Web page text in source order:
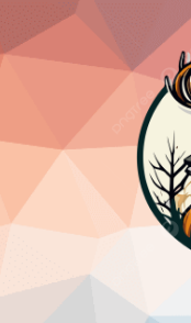
content